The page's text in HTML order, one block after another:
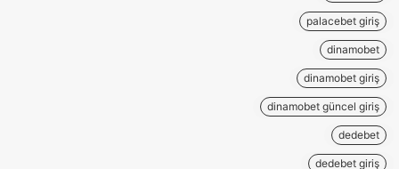
palacebet giriş
dinamobet
dinamobet giriş
dinamobet güncel giriş
dedebet
dedebet giriş